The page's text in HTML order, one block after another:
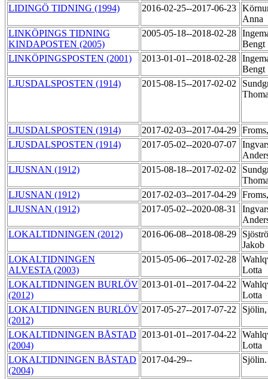
LIDINGÖ TIDNING (1994)
2016-02-25--2017-06-23
Anna
LINKÖPINGS TIDNING
KINDAPOSTEN (2005)
2005-05-18--2018-02-28
Bengt
LINKÖPINGSPOSTEN (2001)
2013-01-01--2018-02-28
Bengt
LJUSDALSPOSTEN (1914)
2015-08-15--2017-02-02
LJUSDALSPOSTEN (1914) 2017-02-03--2017-04-29
LJUSDALSPOSTEN (1914)
2017-05-02--2020-07-07
LJUSNAN (1912)
2015-08-18--2017-02-02
LJUSNAN (1912)
2017-02-03--2017-04-29
LJUSNAN (1912)
2017-05-02--2020-08-31
LOKALTIDNINGEN (2012)
2016-06-08--2018-08-29
Jakob
LOKALTIDNINGEN
ALVESTA (2003)
2015-05-06--2017-02-28
Lotta
LOKALTIDNINGEN BURLÖV
(2012)
2013-01-01--2017-04-22
Lotta
LOKALTIDNINGEN BURLÖV
(2012)
2017-05-27--2017-07-22
LOKALTIDNINGEN BÅSTAD
(2004)
2013-01-01--2017-04-22
Lotta
LOKALTIDNINGEN BÅSTAD
(2004)
2017-04-29--